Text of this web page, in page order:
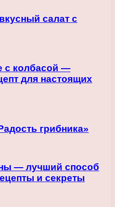
салат с
с колбасой —
для настоящих
грибника»
— лучший способ
и секреты